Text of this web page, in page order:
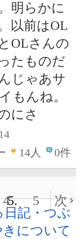
明らかに
以前はOL
OLさんの
たものだ
じゃあサ
もんね。
にさ
14人 0件
4 5
次
記・つぶ
について